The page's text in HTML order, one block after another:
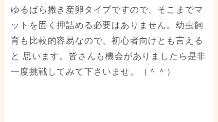
ゆるばら撒き産卵タイプですので、そこまでマ
ットを固く押詰める必要はありません。幼虫飼
育も比較的容易なので、初心者向けとも言える
と 思います。皆さんも機会がありましたら是非
一度挑戦してみて下さいませ。（＾＾）